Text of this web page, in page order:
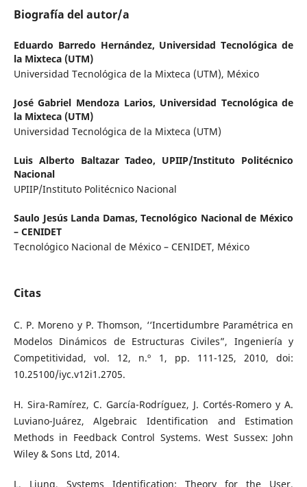
Biografía del autor/a
Eduardo Barredo Hernández, Universidad Tecnológica de
la Mixteca (UTM)
Universidad Tecnológica de la Mixteca (UTM), México
José Gabriel Mendoza Larios, Universidad Tecnológica de
la Mixteca (UTM)
Universidad Tecnológica de la Mixteca (UTM)
Luis Alberto Baltazar Tadeo, UPIIP/Instituto Politécnico
Nacional
UPIIP/Instituto Politécnico Nacional
Saulo Jesús Landa Damas,Tecnológico Nacional de México
– CENIDET
Tecnológico Nacional de México – CENIDET, México
Citas
C. P. Moreno y P. Thomson, ‘‘Incertidumbre Paramétrica en
Modelos Dinámicos de Estructuras Civiles”, Ingeniería y
Competitividad, vol. 12, n.º 1, pp. 111-125, 2010, doi:
10.25100/iyc.v12i1.2705.
H. Sira-Ramírez, C. García-Rodríguez, J. Cortés-Romero y A.
Luviano-Juárez, Algebraic Identification and Estimation
Methods in Feedback Control Systems. West Sussex: John
Wiley & Sons Ltd, 2014.
L. Ljung, Systems Identification: Theory for the User.